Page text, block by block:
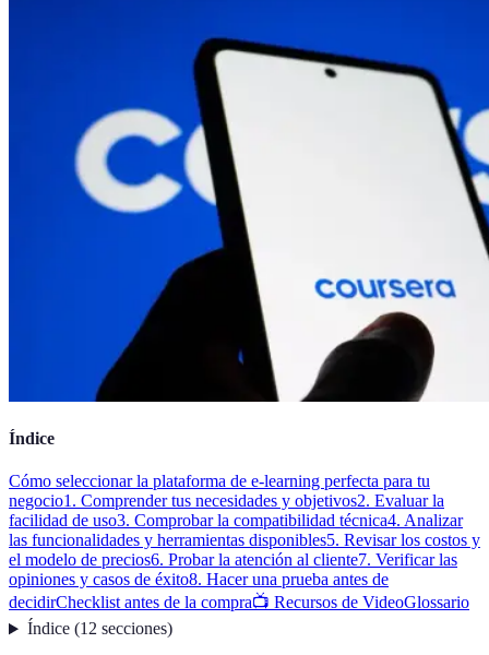
Índice
Cómo seleccionar la plataforma de e-learning perfecta para tu
negocio1. Comprender tus necesidades y objetivos2. Evaluar la
facilidad de uso3. Comprobar la compatibilidad técnica4. Analizar
las funcionalidades y herramientas disponibles5. Revisar los costos y
el modelo de precios6. Probar la atención al cliente7. Verificar las
opiniones y casos de éxito8. Hacer una prueba antes de
decidirChecklist antes de la compra📺 Recursos de VideoGlossario
Índice(12 secciones)